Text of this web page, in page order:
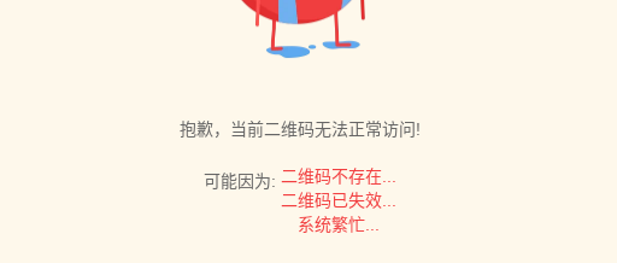
抱歉，当前二维码无法正常访问!
可能因为: 二维码不存在...
二维码已失效...
系统繁忙...